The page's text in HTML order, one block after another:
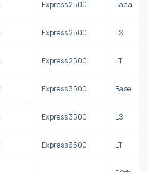
Express 2500 База
Express 2500 LS
Express 2500 LT
Express 3500 Base
Express 3500 LS
Express 3500 LT